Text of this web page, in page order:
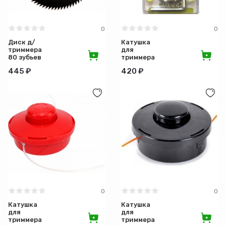
0
Диск д/
триммера
80 зубьев
445 ₽
0
Катушка
для
триммера
Бочка 15-
420 ₽
0
Катушка
для
триммера
0
Катушка
для
триммера